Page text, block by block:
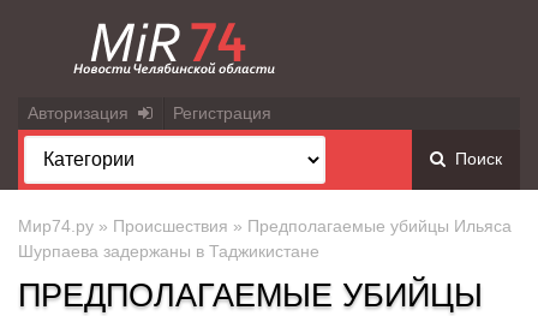
Авторизация Регистрация
Поиск
Мир74.ру » Происшествия » Предполагаемые убийцы Ильяса
Шурпаева задержаны в Таджикистане
ПРЕДПОЛАГАЕМЫЕ УБИЙЦЫ